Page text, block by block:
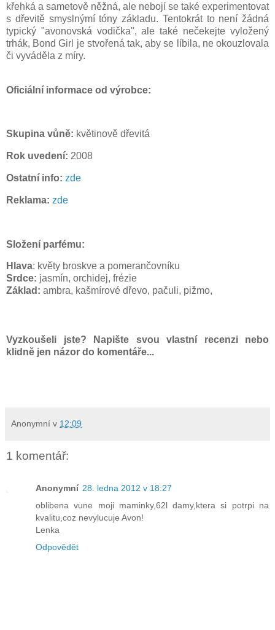
křehká a sametově něžná, ale nebojí se také experimentovat
s dřevitě smyslnýmí tóny základu. Tentokrát to není žádná
typický "avonovská vodička", ale také nečekejte vyložený
trhák, Bond Girl je stvořená tak, aby se líbila, ne okouzlovala
či vyváděla z míry.
Oficiální informace od výrobce:
Skupina vůně: květinově dřevitá
Rok uvedení: 2008
Ostatní info: zde
Reklama: zde
Složení parfému:
Hlava: květy broskve a pomerančovníku
Srdce: jasmín, orchidej, frézie
Základ: ambra, kašmírové dřevo, pačuli, pižmo,
Vyzkoušeli jste? Napište svou vlastní recenzi nebo
klidně jen názor do komentáře...
Anonymní v 12:09
1 komentář:
Anonymní 28. ledna 2012 v 18:27
oblibena vune moji maminky,62l damy,ktera si potrpi na
kvalitu,coz nevylucuje Avon!
Lenka
Odpovědět